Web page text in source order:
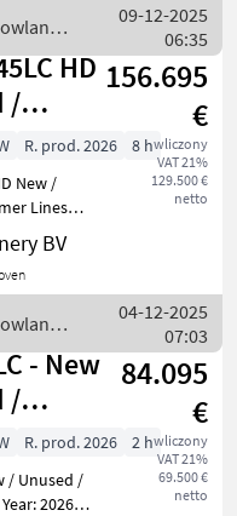
EU / NO
/
09-12-2025
06:35
HD
/
Lines
156.695
€
wliczony
VAT 21%
129.500 €
netto
R. prod. 2026
8 h
New /
Lines
Hours: 8
Location
Machine
BV
/
04-12-2025
07:03
- New
/
Lines
84.095
€
wliczony
VAT 21%
69.500 €
netto
R. prod. 2026
2 h
/ Unused /
2026